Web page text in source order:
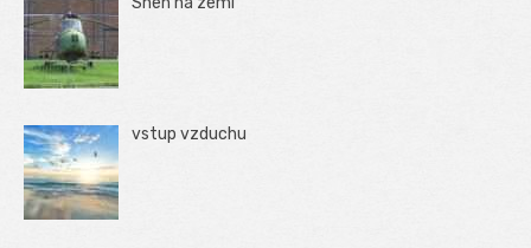
vstup vzduchu